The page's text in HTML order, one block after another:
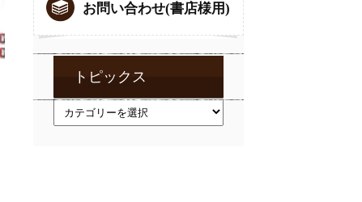
お問い合わせ(書店様用)
トピックス